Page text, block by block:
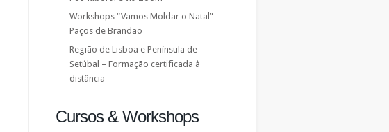
Workshops “Vamos Moldar o Natal” –
Paços de Brandão
Região de Lisboa e Península de
Setúbal – Formação certificada à
distância
Cursos & Workshops